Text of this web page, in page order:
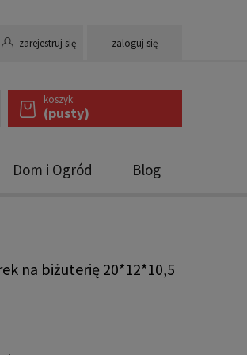
zarejestruj się zaloguj się
koszyk:
(pusty)
Dom i Ogród Blog
na biżuterię 20*12*10,5